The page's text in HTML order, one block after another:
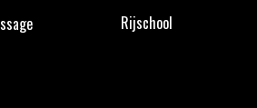
Rijschool